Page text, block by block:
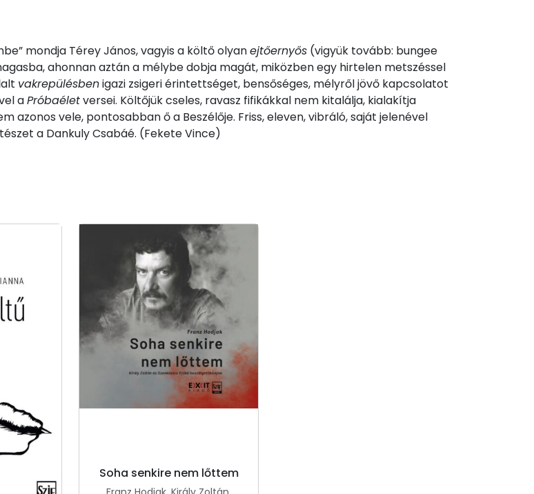
mondja Térey János, vagyis a költő olyanejtőernyős (vigyük tovább: bungee
ahonnan aztán a mélybe dobja magát, miközben egy hirtelen metszéssel
vakrepülésbenigazi zsigeri érintettséget, bensőséges, mélyről jövő kapcsolatot
aPróbaéletversei. Költőjük cseles, ravasz fifikákkal nem kitalálja, kialakítja
azonos vele, pontosabban ő a Beszélője. Friss, eleven, vibráló, saját jelenével
a Dankuly Csabáé. (Fekete Vince)
Soha senkire nem lőttem